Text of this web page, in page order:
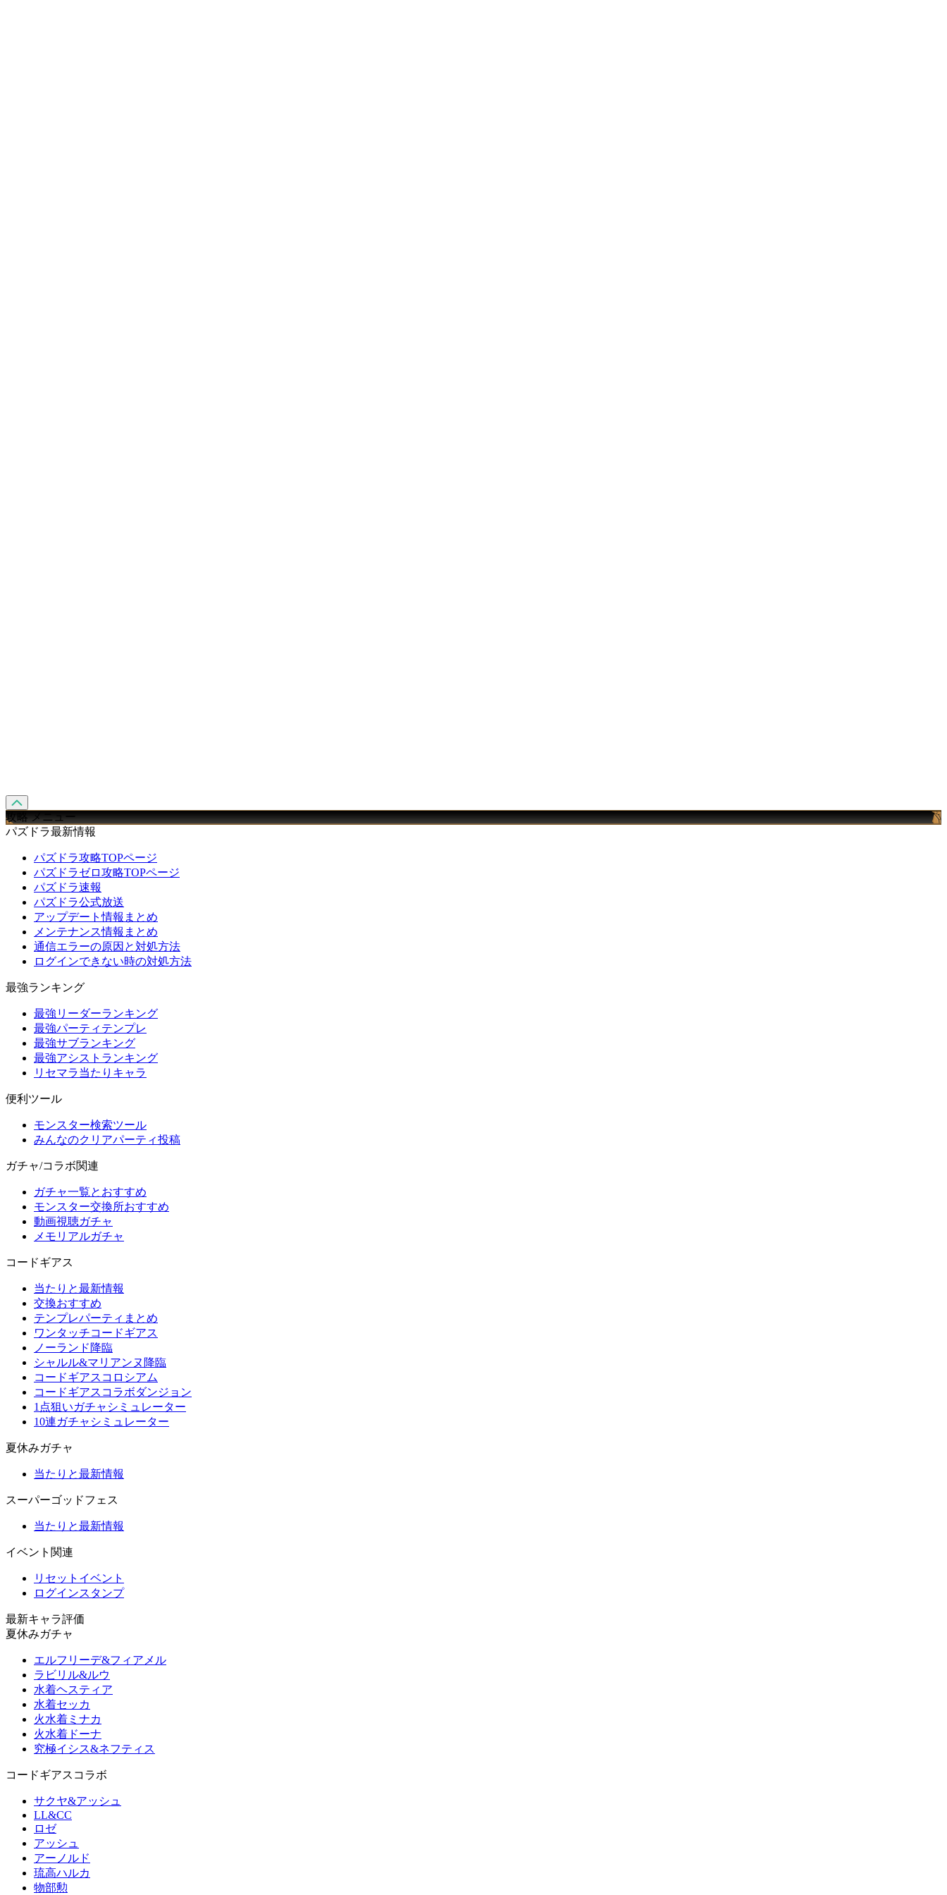
攻略 メニュー
パズドラ最新情報
パズドラ攻略TOPページ
パズドラゼロ攻略TOPページ
パズドラ速報
パズドラ公式放送
アップデート情報まとめ
メンテナンス情報まとめ
通信エラーの原因と対処方法
ログインできない時の対処方法
最強ランキング
最強リーダーランキング
最強パーティテンプレ
最強サブランキング
最強アシストランキング
リセマラ当たりキャラ
便利ツール
モンスター検索ツール
みんなのクリアパーティ投稿
ガチャ/コラボ関連
ガチャ一覧とおすすめ
モンスター交換所おすすめ
動画視聴ガチャ
メモリアルガチャ
コードギアス
当たりと最新情報
交換おすすめ
テンプレパーティまとめ
ワンタッチコードギアス
ノーランド降臨
シャルル&マリアンヌ降臨
コードギアスコロシアム
コードギアスコラボダンジョン
1点狙いガチャシミュレーター
10連ガチャシミュレーター
夏休みガチャ
当たりと最新情報
スーパーゴッドフェス
当たりと最新情報
イベント関連
リセットイベント
ログインスタンプ
最新キャラ評価
夏休みガチャ
エルフリーデ&フィアメル
ラビリル&ルウ
水着ヘスティア
水着セッカ
火水着ミナカ
火水着ドーナ
究極イシス&ネフティス
コードギアスコラボ
サクヤ&アッシュ
LL&CC
ロゼ
アッシュ
アーノルド
琉高ハルカ
物部勲